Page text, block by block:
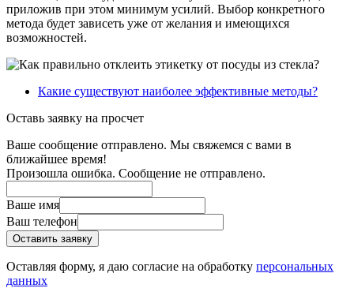
приложив при этом минимум усилий. Выбор конкретного
метода будет зависеть уже от желания и имеющихся
возможностей.
Какие существуют наиболее эффективные методы?
Оставь заявку на просчет
Ваше сообщение отправлено. Мы свяжемся с вами в
ближайшее время!
Произошла ошибка. Сообщение не отправлено.
Ваше имя
Ваш телефон
Оставить заявку
Оставляя форму, я даю согласие на обработку персональных
данных